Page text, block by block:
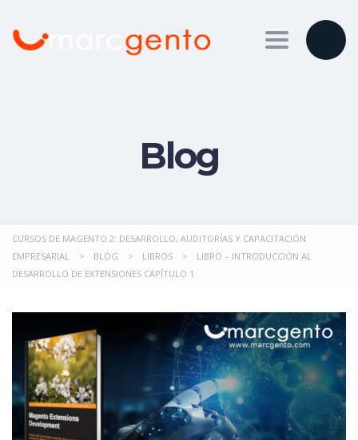
Toggle
Blog
CURSOS DE MAGENTO 2: DESARROLLO, AUDITORÍAS Y CAPACITACIÓN
EMPRESARIAL
> BLOG > LIBROS >
LIBRO – INTRODUCCIÓN AL
DESARROLLO DE EXTENSIONES CAPÍTULO 1